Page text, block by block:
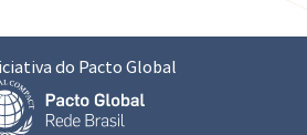
do Pacto Global